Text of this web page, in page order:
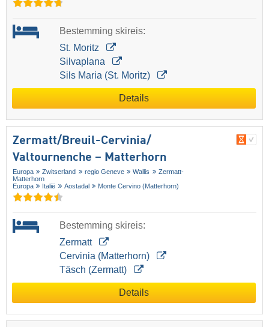
Bestemming skireis:
St. Moritz
Silvaplana
Sils Maria (St. Moritz)
Details
Zermatt/​Breuil-Cervinia/​
Valtournenche – Matterhorn
Europa Zwitserland regio Geneve Wallis
Zermatt-
Matterhorn
Europa
Italië Aostadal Monte Cervino (Matterhorn)
Bestemming skireis:
Zermatt
Cervinia (Matterhorn)
Täsch (Zermatt)
Details